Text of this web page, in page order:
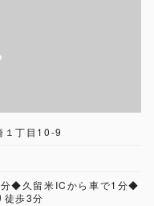
１丁目10-9
◆久留米ICから車で1分◆
徒歩3分